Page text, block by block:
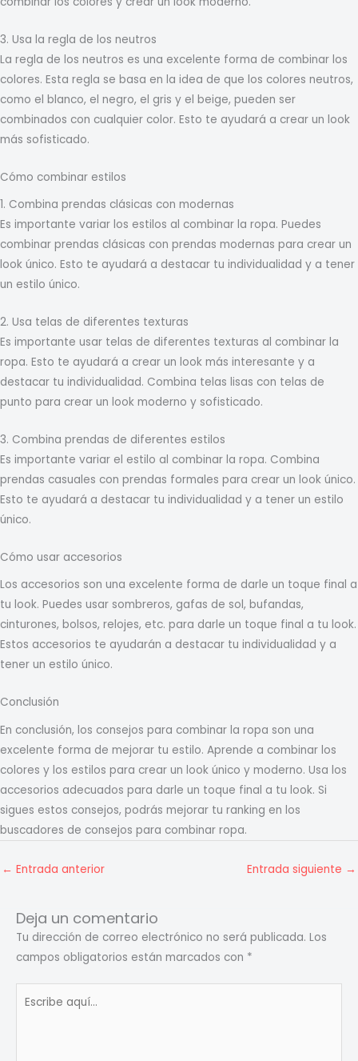
3. Usa la regla de los neutros
La regla de los neutros es una excelente forma de combinar los
colores. Esta regla se basa en la idea de que los colores neutros,
como el blanco, el negro, el gris y el beige, pueden ser
combinados con cualquier color. Esto te ayudará a crear un look
más sofisticado.
Cómo combinar estilos
1. Combina prendas clásicas con modernas
Es importante variar los estilos al combinar la ropa. Puedes
combinar prendas clásicas con prendas modernas para crear un
look único. Esto te ayudará a destacar tu individualidad y a tener
un estilo único.
2. Usa telas de diferentes texturas
Es importante usar telas de diferentes texturas al combinar la
ropa. Esto te ayudará a crear un look más interesante y a
destacar tu individualidad. Combina telas lisas con telas de
punto para crear un look moderno y sofisticado.
3. Combina prendas de diferentes estilos
Es importante variar el estilo al combinar la ropa. Combina
prendas casuales con prendas formales para crear un look único.
Esto te ayudará a destacar tu individualidad y a tener un estilo
único.
Cómo usar accesorios
Los accesorios son una excelente forma de darle un toque final a
tu look. Puedes usar sombreros, gafas de sol, bufandas,
cinturones, bolsos, relojes, etc. para darle un toque final a tu look.
Estos accesorios te ayudarán a destacar tu individualidad y a
tener un estilo único.
Conclusión
En conclusión, los consejos para combinar la ropa son una
excelente forma de mejorar tu estilo. Aprende a combinar los
colores y los estilos para crear un look único y moderno. Usa los
accesorios adecuados para darle un toque final a tu look. Si
sigues estos consejos, podrás mejorar tu ranking en los
buscadores de consejos para combinar ropa.
← Entrada anterior Entrada siguiente →
Deja un comentario
Tu dirección de correo electrónico no será publicada. Los
campos obligatorios están marcados con *